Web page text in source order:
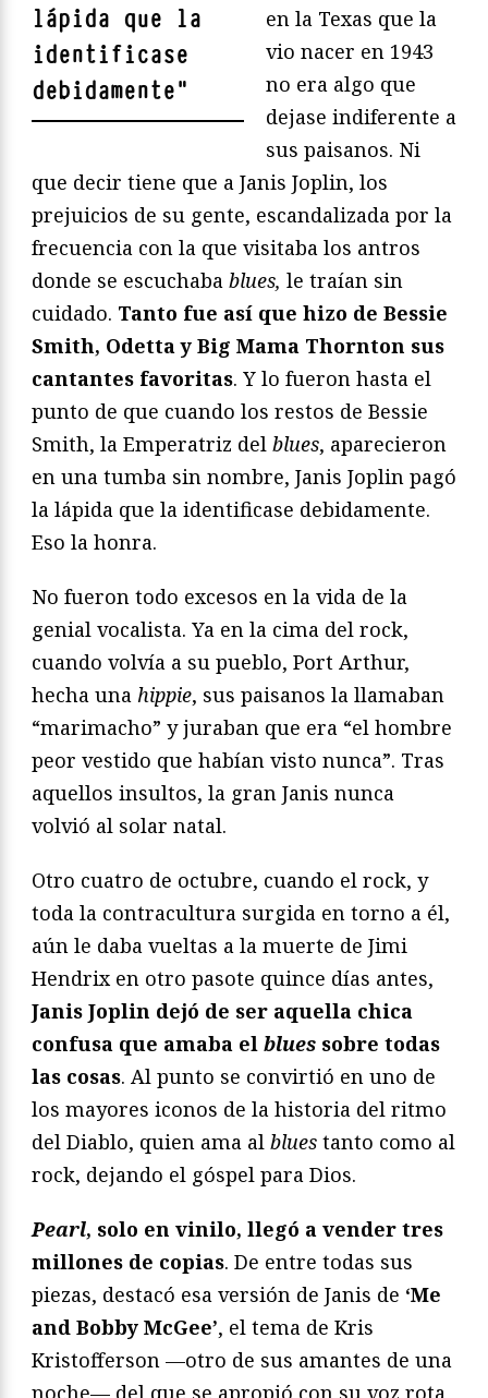
lápida que la
identificase
debidamente"
en la Texas que la
vio nacer en 1943
no era algo que
dejase indiferente a
sus paisanos. Ni
que decir tiene que a Janis Joplin, los
prejuicios de su gente, escandalizada por la
frecuencia con la que visitaba los antros
donde se escuchaba blues, le traían sin
cuidado. Tanto fue así que hizo de Bessie
Smith, Odetta y Big Mama Thornton sus
cantantes favoritas. Y lo fueron hasta el
punto de que cuando los restos de Bessie
Smith, la Emperatriz del blues, aparecieron
en una tumba sin nombre, Janis Joplin pagó
la lápida que la identificase debidamente.
Eso la honra.
No fueron todo excesos en la vida de la
genial vocalista. Ya en la cima del rock,
cuando volvía a su pueblo, Port Arthur,
hecha una hippie, sus paisanos la llamaban
“marimacho” y juraban que era “el hombre
peor vestido que habían visto nunca”. Tras
aquellos insultos, la gran Janis nunca
volvió al solar natal.
Otro cuatro de octubre, cuando el rock, y
toda la contracultura surgida en torno a él,
aún le daba vueltas a la muerte de Jimi
Hendrix en otro pasote quince días antes,
Janis Joplin dejó de ser aquella chica
confusa que amaba el blues sobre todas
las cosas. Al punto se convirtió en uno de
los mayores iconos de la historia del ritmo
del Diablo, quien ama al blues tanto como al
rock, dejando el góspel para Dios.
Pearl, solo en vinilo, llegó a vender tres
millones de copias. De entre todas sus
piezas, destacó esa versión de Janis de ‘Me
and Bobby McGee’, el tema de Kris
Kristofferson —otro de sus amantes de una
noche— del que se apropió con su voz rota